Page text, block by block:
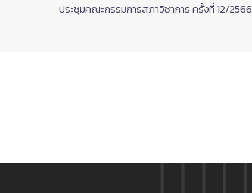
ประชุมคณะกรรมการสภาวิชาการ ครั้งที่ 12/2566